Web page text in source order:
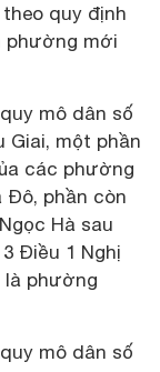
quy định
phường mới
mô dân số
Giai, một phần
các phường
Đô, phần còn
Hà sau
Điều 1 Nghị
phường
mô dân số